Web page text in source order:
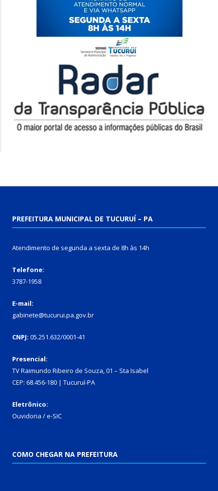
PREFEITURA MUNICIPAL DE TUCURUÍ – PA
Atendimento de segunda a sexta de 8h às 14h
Telefone:
3787-1958
E-mail:
gabinete@tucurui.pa.gov.br
CNPJ: 05.251.632/0001-41
Presencial:
TV Raimundo Ribeiro de Souza, 01 – Sta Isabel
CEP: 68.456-180 | Tucuruí-PA
Eletrônico:
Ouvidoria /e-SIC
COMO CHEGAR NA PREFEITURA